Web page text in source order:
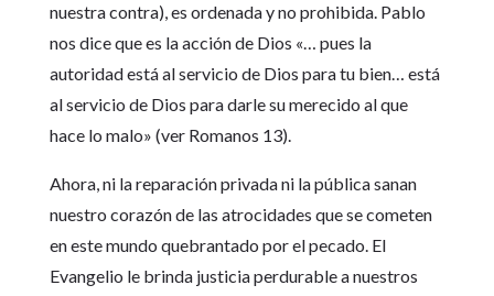
nuestra contra), es ordenada y no prohibida. Pablo
nos dice que es la acción de Dios «… pues la
autoridad está al servicio de Dios para tu bien… está
al servicio de Dios para darle su merecido al que
hace lo malo» (ver Romanos 13).
Ahora, ni la reparación privada ni la pública sanan
nuestro corazón de las atrocidades que se cometen
en este mundo quebrantado por el pecado. El
Evangelio le brinda justicia perdurable a nuestros